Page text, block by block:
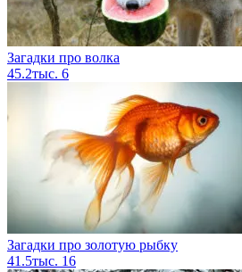
Загадки про волка
45.2тыс. 6
Загадки про золотую рыбку
41.5тыс. 16